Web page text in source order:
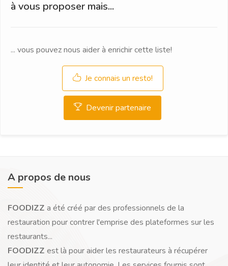
à vous proposer mais...
... vous pouvez nous aider à enrichir cette liste!
Je connais un resto!
Devenir partenaire
A propos de nous
FOODIZZ a été créé par des professionnels de la
restauration pour contrer l'emprise des plateformes sur les
restaurants...
FOODIZZ est là pour aider les restaurateurs à récupérer